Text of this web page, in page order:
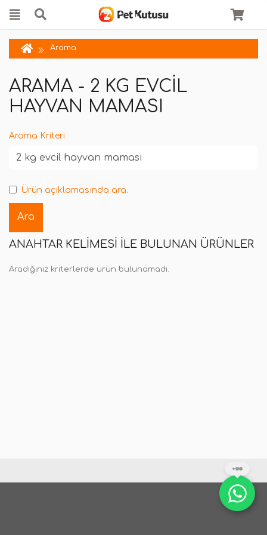
Arama
ARAMA - 2 KG EVCIL
HAYVAN MAMASI
Arama Kriteri
Ürün açıklamasında ara.
ANAHTAR KELIMESI ILE BULUNAN ÜRÜNLER
Aradığınız kriterlerde ürün bulunamadı.